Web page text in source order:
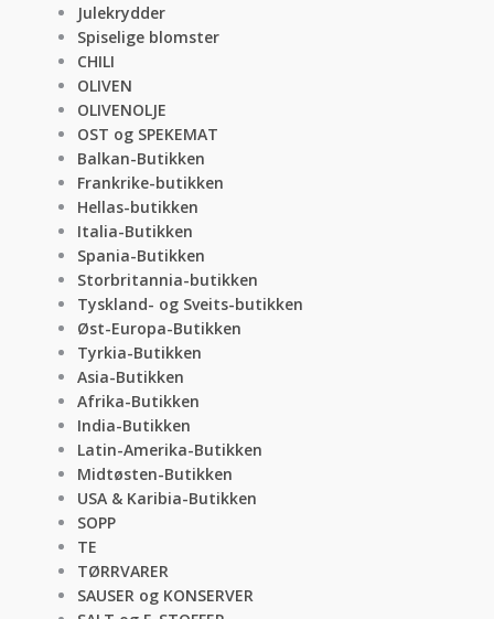
Julekrydder
Spiselige blomster
CHILI
OLIVEN
OLIVENOLJE
OST og SPEKEMAT
Balkan-Butikken
Frankrike-butikken
Hellas-butikken
Italia-Butikken
Spania-Butikken
Storbritannia-butikken
Tyskland- og Sveits-butikken
Øst-Europa-Butikken
Tyrkia-Butikken
Asia-Butikken
Afrika-Butikken
India-Butikken
Latin-Amerika-Butikken
Midtøsten-Butikken
USA & Karibia-Butikken
SOPP
TE
TØRRVARER
SAUSER og KONSERVER